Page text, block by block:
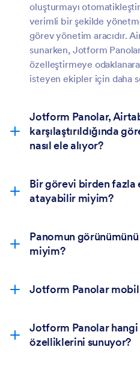
oluşturmayı
verimli bir şekilde
görev yönetim aracıdır.
sunarken, Jotform
özelleştirmeye
isteyen ekipler için daha
Jotform Panolar,
karşılaştırıldığında
nasıl ele alıyor?
Bir görevi birden fazla
atayabilir miyim?
Panomun
miyim?
Jotform Panolar
hareket halindeyken
tamamen duyarlı
Jotform Panolar
özelliklerini sunuyor?